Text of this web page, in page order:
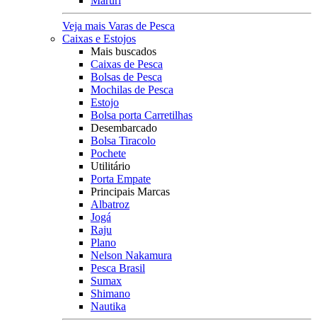
Veja mais Varas de Pesca
Caixas e Estojos
Mais buscados
Caixas de Pesca
Bolsas de Pesca
Mochilas de Pesca
Estojo
Bolsa porta Carretilhas
Desembarcado
Bolsa Tiracolo
Pochete
Utilitário
Porta Empate
Principais Marcas
Albatroz
Jogá
Raju
Plano
Nelson Nakamura
Pesca Brasil
Sumax
Shimano
Nautika